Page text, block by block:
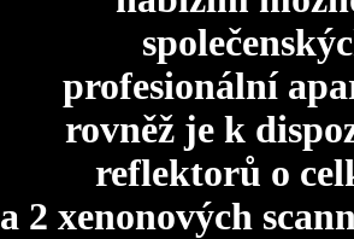
profesionální
rovněž je k
reflektorů o
a 2 xenonových